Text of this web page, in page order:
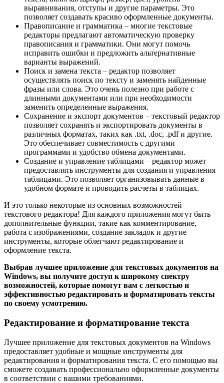
выравнивания, отступы и другие параметры. Это
позволяет создавать красиво оформленные документы.
Правописание и грамматика – многие текстовые
редакторы предлагают автоматическую проверку
правописания и грамматики. Они могут помочь
исправить ошибки и предложить альтернативные
варианты выражений.
Поиск и замена текста – редактор позволяет
осуществлять поиск по тексту и заменять найденные
фразы или слова. Это очень полезно при работе с
длинными документами или при необходимости
заменить определенные выражения.
Сохранение и экспорт документов – текстовый редактор
позволяет сохранять и экспортировать документы в
различных форматах, таких как .txt, .doc, .pdf и другие.
Это обеспечивает совместимость с другими
программами и удобство обмена документами.
Создание и управление таблицами – редактор может
предоставлять инструменты для создания и управления
таблицами. Это позволяет организовывать данные в
удобном формате и проводить расчеты в таблицах.
И это только некоторые из основных возможностей
текстового редактора! Для каждого приложения могут быть
дополнительные функции, такие как комментирование,
работа с изображениями, создание закладок и другие
инструменты, которые облегчают редактирование и
оформление текста.
Выбрав лучшее приложение для текстовых документов на
Windows, вы получите доступ к широкому спектру
возможностей, которые помогут вам с легкостью и
эффективностью редактировать и форматировать тексты
по своему усмотрению.
Редактирование и форматирование текста
Лучшее приложение для текстовых документов на Windows
предоставляет удобные и мощные инструменты для
редактирования и форматирования текста. С его помощью вы
сможете создавать профессионально оформленные документы
в соответствии с вашими требованиями.